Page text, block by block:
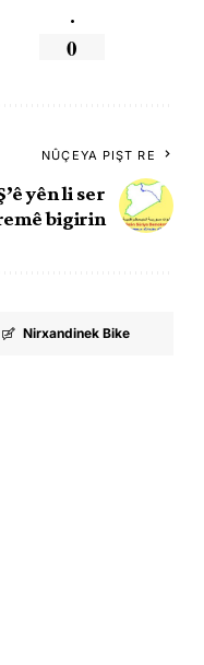
.
0
NÛÇEYA PIŞT RE
yên li ser
bigirin
Nirxandinek Bike